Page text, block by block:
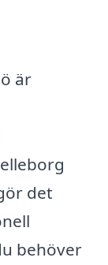
är
det
behöver